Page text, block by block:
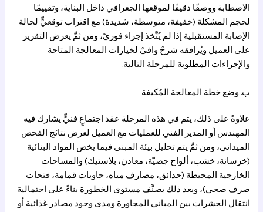
الاصطابة ووصفًا دقيقًا لموقعها الجغرافي داخل البناية، وتقييمًا
لحجم المشكلة (خفيفة، متوسطة، شديدة) مع اقتراب توقعيٍّ لحالة
الإصابة المستقبلية إذا لم يُتَّخذ إجراء فوريّ، ومن ثمَّ يعرض التقرير
على العميل ويُرافقه شرحٌ وافيٌ لخيارات المعالجة المتاحة
والإجراءات المطلوبة للمرحلة التالية.
ب. وضع خطة المعالجة المُكيفة
علاوةً على ذلك، يتم في هذه المرحلة عقد اجتماعٍ فنيٍّ يشارك فيه
المهندس أو المدير الفني للعمليات مع العميل لعرض نتائج الفحص
الميداني، ومن ثمَّ يتم تحليل بيئة المبنى فيما يخص المواد البنائية
(خرسانة، خشب، ألواح جصيّة، معادن، بلاستيك) والمساحات
الخارجية المحيطة (حدائق، مصارف مياه، حاويات قمامة، فتحات
صرف صحي)، وبعد ذلك يصنَّف مستوى الخطورة بناءً على احتمالية
انتقال الحشرات بين المباني المجاورة ومدى وجود مصادر غذائية أو